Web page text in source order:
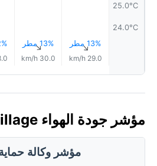
25.0°C
24.0°C
13% مطر↑
29.0 km/h
13% مطر↑
30.0 km/h
h
مؤشر جودة الهواء in Tumaseu Village, توفالو 🇹🇻 (AQI)
مؤشر وكالة حماية